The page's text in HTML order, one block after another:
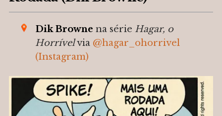
Dik Browne na série Hagar, o
Horrívelvia @hagar_ohorrivel
(Instagram)